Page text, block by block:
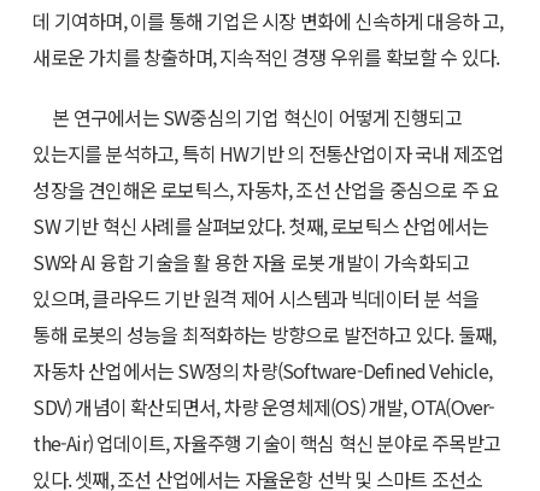
데 기여하며, 이를 통해 기업은 시장 변화에 신속하게 대응하 고,
새로운 가치를 창출하며, 지속적인 경쟁 우위를 확보할 수 있다.
본 연구에서는 SW중심의 기업 혁신이 어떻게 진행되고
있는지를 분석하고, 특히 HW기반 의 전통산업이자 국내 제조업
성장을 견인해온 로보틱스, 자동차, 조선 산업을 중심으로 주 요
SW 기반 혁신 사례를 살펴보았다. 첫째, 로보틱스 산업에서는
SW와 AI 융합 기술을 활 용한 자율 로봇 개발이 가속화되고
있으며, 클라우드 기반 원격 제어 시스템과 빅데이터 분 석을
통해 로봇의 성능을 최적화하는 방향으로 발전하고 있다. 둘째,
자동차 산업에서는 SW정의 차량(Software-Defined Vehicle,
SDV) 개념이 확산되면서, 차량 운영체제(OS) 개발, OTA(Over-
the-Air) 업데이트, 자율주행 기술이 핵심 혁신 분야로 주목받고
있다. 셋째, 조선 산업에서는 자율운항 선박 및 스마트 조선소